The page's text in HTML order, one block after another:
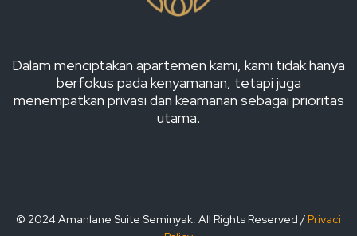
Dalam menciptakan apartemen kami, kami tidak hanya
berfokus pada kenyamanan, tetapi juga
menempatkan privasi dan keamanan sebagai prioritas
utama.
© 2024 Amanlane Suite Seminyak. All Rights Reserved / Privaci